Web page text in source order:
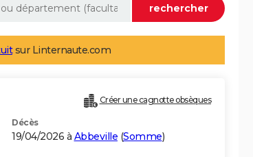
sur Linternaute.com
Créer une cagnotte obsèques
Décès
19/04/2026 à Abbeville (Somme)